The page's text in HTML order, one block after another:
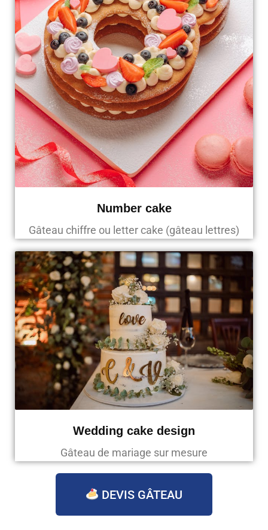
Number cake
Gâteau chiffre ou letter cake (gâteau lettres)
Wedding cake design
Gâteau de mariage sur mesure
DEVIS GÂTEAU